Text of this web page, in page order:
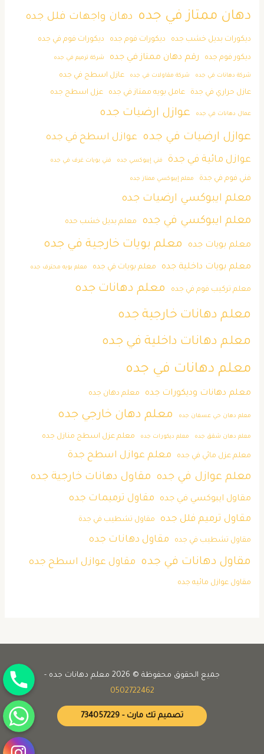
دهان ممتاز في جده دهان واجهات فلل جده
ديكورات بديل خشب جده ديكورات فوم جده ديكورات فوم في جده
ديكور فوم جده رقم دهان ممتاز في جده شركة ترميم في جده
شركة دهانات في جده شركة مقاولات في جده عازل اسطح في جده
عازل حراري في جدة عامل بويه ممتاز في جده عزل اسطح جده
عمال دهانات في جده عوازل ارضيات جده
عوازل ارضيات في جده عوازل اسطح في جده
عوازل مائية في جدة فني إيبوكسي جده فني بويات غرف في جده
فني فوم في جدة معلم إيبوكسي ممتاز جده
معلم ايبوكسي ارضيات جده
معلم ايبوكسي في جده
معلم بديل خشب حده
معلم بويات جده معلم بويات خارجية في جده
معلم بويات داخلية جده معلم بويات في جده معلم بويه محترف جده
معلم تركيب فوم في جده معلم دهانات جده
معلم دهانات خارجية جده
معلم دهانات داخلية في جده
معلم دهانات في جده
معلم دهانات وديكورات جده معلم دهان جده
معلم دهان حي عسفان جده معلم دهان خارجي جده
معلم دهان شقق جده معلم ديكورات جده معلم عزل اسطح منازل جده
معلم عزل مائي في جده معلم عوازل اسطح جدة
معلم عوازل في جده مقاول دهانات خارجية جده
مقاول ايبوكسي في جده مقاول ترميمات جده
مقاول ترميم فلل جده
مقاول تشطيب في جدة
مقاول تشطيب في جده مقاول دهانات جده
مقاول دهانات في جده مقاول عوازل اسطح جده
مقاول عوازل مائيه جده
جميع الحقوق محفوظة © 2026 معلم دهانات جده -
0502722462
تصميم تك مارت - 734057229
جوال
واتساب
انستقرام